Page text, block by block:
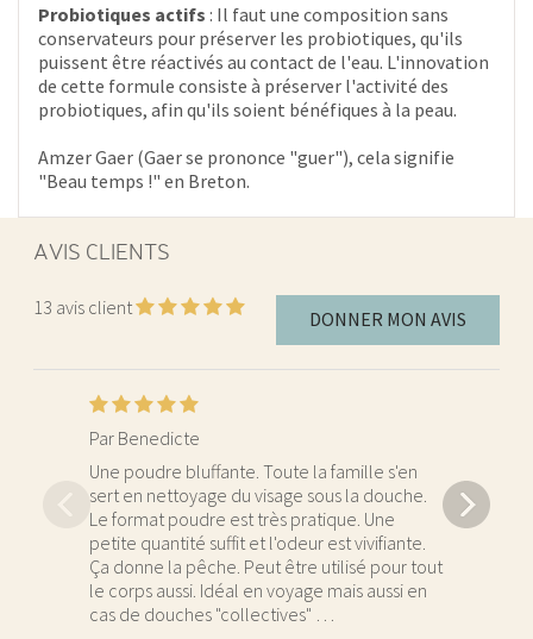
Probiotiques actifs : Il faut une composition sans
conservateurs pour préserver les probiotiques, qu'ils
puissent être réactivés au contact de l'eau. L'innovation
de cette formule consiste à préserver l'activité des
probiotiques, afin qu'ils soient bénéfiques à la peau.
Amzer Gaer (Gaer se prononce "guer"), cela signifie
"Beau temps !" en Breton.
AVIS CLIENTS
13 avis client
DONNER MON AVIS
Par Benedicte
Une poudre bluffante. Toute la famille s'en
sert en nettoyage du visage sous la douche.
Le format poudre est très pratique. Une
petite quantité suffit et l'odeur est vivifiante.
Ça donne la pêche. Peut être utilisé pour tout
le corps aussi. Idéal en voyage mais aussi en
cas de douches "collectives" …